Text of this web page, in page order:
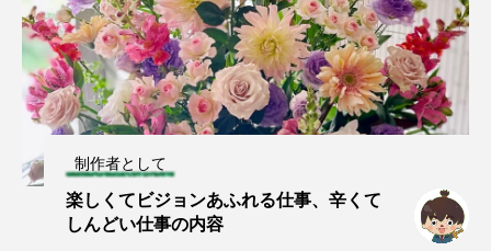
制作者として
楽しくてビジョンあふれる仕事、辛くて
しんどい仕事の内容